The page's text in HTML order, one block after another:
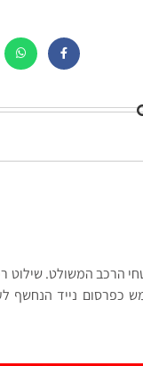
הרכב המשולט. שילוט
כפרסום נייד הנחשף